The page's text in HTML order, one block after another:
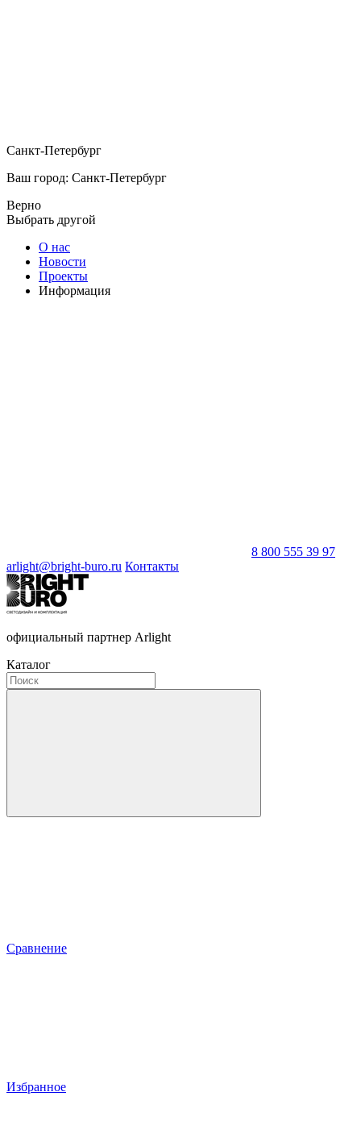
Санкт-Петербург
Ваш город: Санкт-Петербург
Верно
Выбрать другой
О нас
Новости
Проекты
Информация
8 800 555 39 97
arlight@bright-buro.ru Контакты
официальный партнер Arlight
Каталог
Сравнение
Избранное